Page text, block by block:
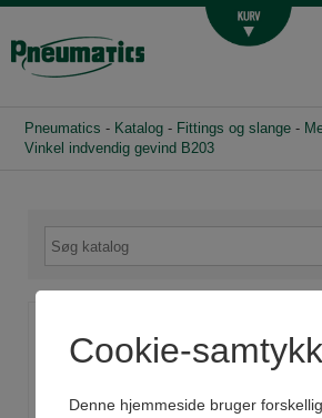
Fittings og slange
Handelsbetingelser
Om os
Pneumatics - Katalog - Fittings og slange -
Vinkel indvendig gevind B203
B203
Se
Cookie-
Denne hjemmeside bruger